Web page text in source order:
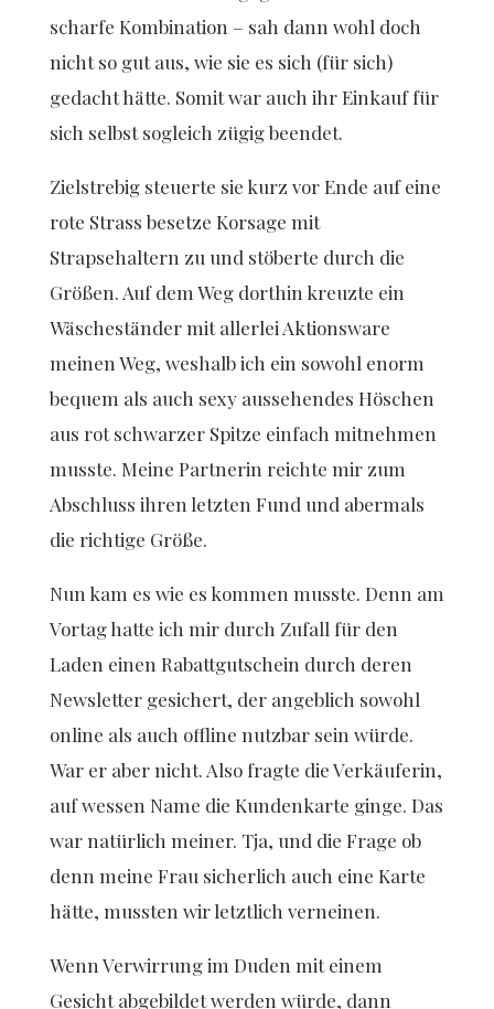
scharfe Kombination – sah dann wohl doch
nicht so gut aus, wie sie es sich (für sich)
gedacht hätte. Somit war auch ihr Einkauf für
sich selbst sogleich zügig beendet.
Zielstrebig steuerte sie kurz vor Ende auf eine
rote Strass besetze Korsage mit
Strapsehaltern zu und stöberte durch die
Größen. Auf dem Weg dorthin kreuzte ein
Wäscheständer mit allerlei Aktionsware
meinen Weg, weshalb ich ein sowohl enorm
bequem als auch sexy aussehendes Höschen
aus rot schwarzer Spitze einfach mitnehmen
musste. Meine Partnerin reichte mir zum
Abschluss ihren letzten Fund und abermals
die richtige Größe.
Nun kam es wie es kommen musste. Denn am
Vortag hatte ich mir durch Zufall für den
Laden einen Rabattgutschein durch deren
Newsletter gesichert, der angeblich sowohl
online als auch offline nutzbar sein würde.
War er aber nicht. Also fragte die Verkäuferin,
auf wessen Name die Kundenkarte ginge. Das
war natürlich meiner. Tja, und die Frage ob
denn meine Frau sicherlich auch eine Karte
hätte, mussten wir letztlich verneinen.
Wenn Verwirrung im Duden mit einem
Gesicht abgebildet werden würde, dann